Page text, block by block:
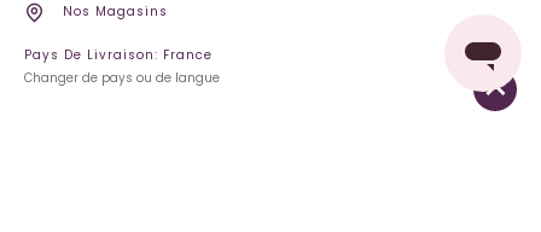
Nos Magasins
Pays De Livraison: France
Changer de pays ou de langue